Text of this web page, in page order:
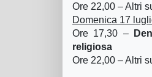
Ore 22,00 – Altri
Domenica 17
Ore 17,30 –
religiosa
Ore 22,00 – Altri